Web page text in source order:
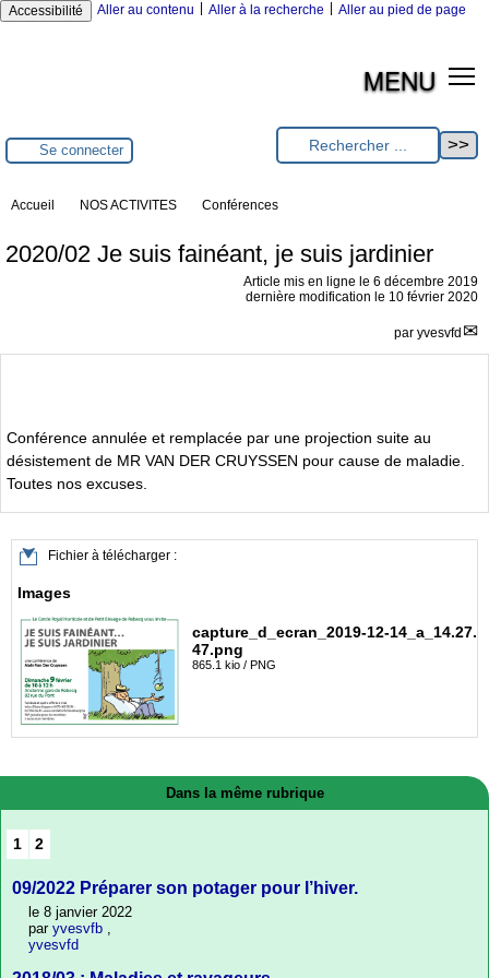
Accessibilité Aller au contenu Aller à la recherche Aller au pied de page
MENU
Se connecter
Accueil NOS ACTIVITES Conférences
2020/02 Je suis fainéant, je suis jardinier
Article mis en ligne le 6 décembre 2019
dernière modification le 10 février 2020
par yvesvfd
Conférence annulée et remplacée par une projection suite au
désistement de MR VAN DER CRUYSSEN pour cause de maladie.
Toutes nos excuses.
Fichier à télécharger :
Images
capture_d_ecran_2019-12-14_a_14.27.
47.png
865.1 kio / PNG
Dans la même rubrique
1 2
09/2022 Préparer son potager pour l’hiver.
le 8 janvier 2022
par yvesvfb
yvesvfd